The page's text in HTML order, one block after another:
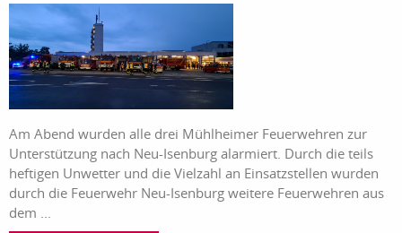
Am Abend wurden alle drei Mühlheimer Feuerwehren zur
Unterstützung nach Neu-Isenburg alarmiert. Durch die teils
heftigen Unwetter und die Vielzahl an Einsatzstellen wurden
durch die Feuerwehr Neu-Isenburg weitere Feuerwehren aus
dem ...